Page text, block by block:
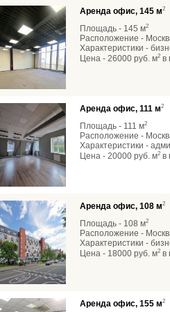
Аренда офис, 145 м2
Площадь - 145 м2
Расположение -
Характеристики -
Цена - 26000 руб. м2 в
Аренда офис, 111 м2
Площадь - 111 м2
Расположение -
Характеристики -
Цена - 20000 руб. м2 в
Аренда офис, 108 м2
Площадь - 108 м2
Расположение -
Характеристики -
Цена - 18000 руб. м2 в
Аренда офис, 155 м2